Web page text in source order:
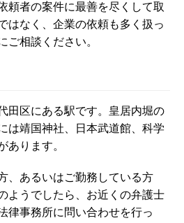
頼者の案件に最善を尽くして取
はなく、企業の依頼も多く扱っ
ご相談ください。
田区にある駅です。皇居内堀の
は靖国神社、日本武道館、科学
あります。
、あるいはご勤務している方
ようでしたら、お近くの弁護士
律事務所に問い合わせを行っ